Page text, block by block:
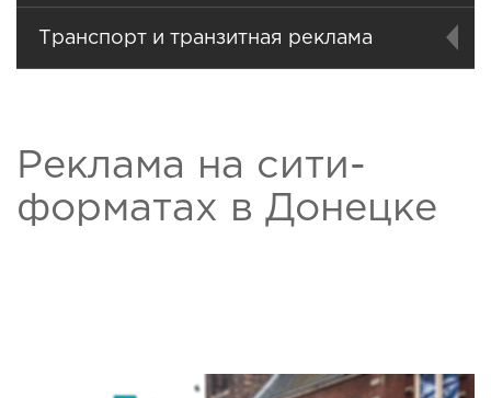
Транспорт и транзитная реклама
Реклама на сити-
форматах в Донецке